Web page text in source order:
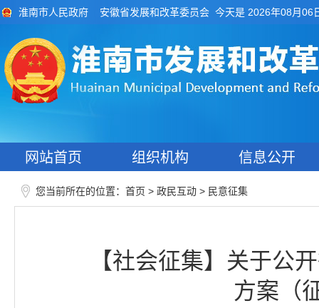
淮南市人民政府 安徽省发展和改革委员会 今天是 2026年08月06
网站首页 组织机构 信息公开
您当前所在的位置： 首页 > 政民互动 > 民意征集
【社会征集】关于公
方案（